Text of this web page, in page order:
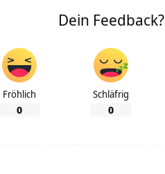
Dein Feedback?
Fröhlich
0
Schläfrig
0